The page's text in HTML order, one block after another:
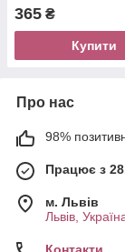
365 ₴
Купити
Про нас
98%
Працює з
м. Львів
Львів,